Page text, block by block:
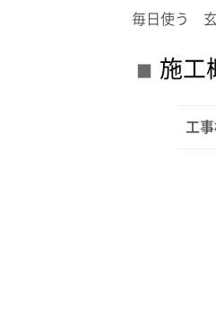
毎日使う 玄
施工
工